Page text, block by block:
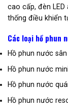
cao cấp, đèn
thống điều khiển
Các loại hồ phun
Hồ phun nước
Hồ phun nước mini
Hồ phun nước
Hồ phun nước